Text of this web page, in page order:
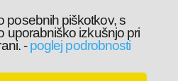
posebnih piškotkov, s
uporabniško izkušnjo pri
-poglej podrobnosti